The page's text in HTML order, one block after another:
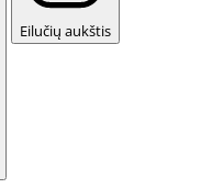
Eilučių aukštis